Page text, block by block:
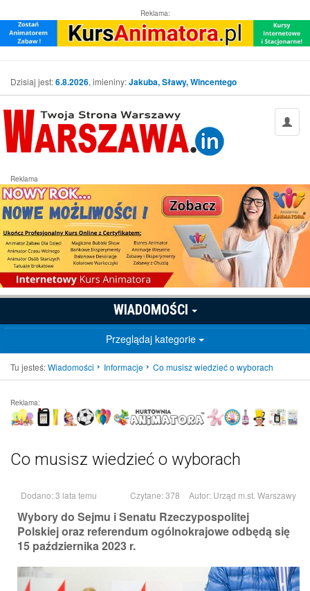
Reklama:
Dzisiaj jest:6.8.2026, imieniny:Jakuba, Sławy, Wincentego
Reklama
WIADOMOŚCI
Przeglądaj kategorie
Tu jesteś:Wiadomości Informacje Co musisz wiedzieć o wyborach
Reklama:
Co musisz wiedzieć o wyborach
Dodano: 3 lata temu Czytane: 378 Autor: Urząd m.st. Warszawy
Wybory do Sejmu i Senatu Rzeczypospolitej
Polskiej oraz referendum ogólnokrajowe odbędą się
15 października 2023 r.